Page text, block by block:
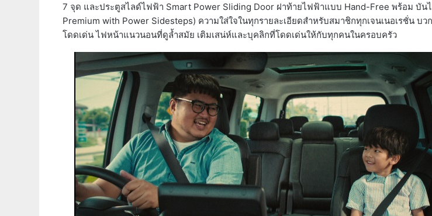
7 จุด และประตูสไลด์ไฟฟ้า Smart Power Sliding Door ฝาท้ายไฟฟ้าแบบ Hand-Free พร้อม บัน
Premium with Power Sidesteps) ความใส่ใจในทุกรายละเอียดสำหรับสมาชิกทุกเจนเนอเรชั่น บ
โดดเด่น ไฟหน้าแนวนอนที่ดูล้ำสมัย เติมเสน่ห์และบุคลิกที่โดดเด่นให้กับทุกคนในครอบครัว